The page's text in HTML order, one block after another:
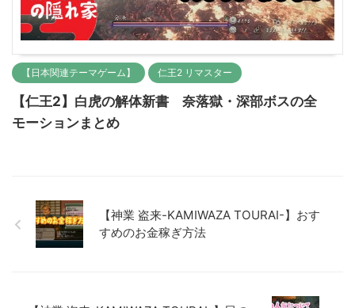
【日本関連テーマゲーム】 仁王2 リマスター
【仁王2】白虎の解体新書 奈落獄・深部ボスの全
モーションまとめ
【神業 盗来-KAMIWAZA TOURAI-】おす
すめのお金稼ぎ方法